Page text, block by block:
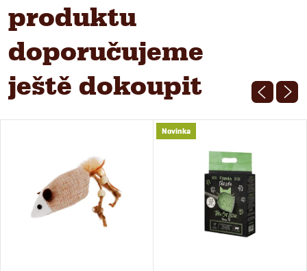
produktu
doporučujeme
ještě dokoupit
Novinka